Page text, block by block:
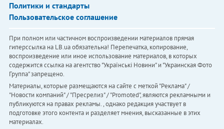
Политики и стандарты
Пользовательское соглашение
При полном или частичном воспроизведении материалов прямая
гиперссылка на LB.ua обязательна! Перепечатка, копирование,
воспроизведение или иное использование материалов, в которых
содержится ссылка на агентство "Українськi Новини" и "Украинская Фото
Группа" запрещено.
Материалы, которые размещаются на сайте с меткой "Реклама" /
"Новости компаний" / "Пресрелиз" / "Promoted", являются рекламными и
публикуются на правах рекламы. , однако редакция участвует в
подготовке этого контента и разделяет мнения, высказанные в этих
материалах.